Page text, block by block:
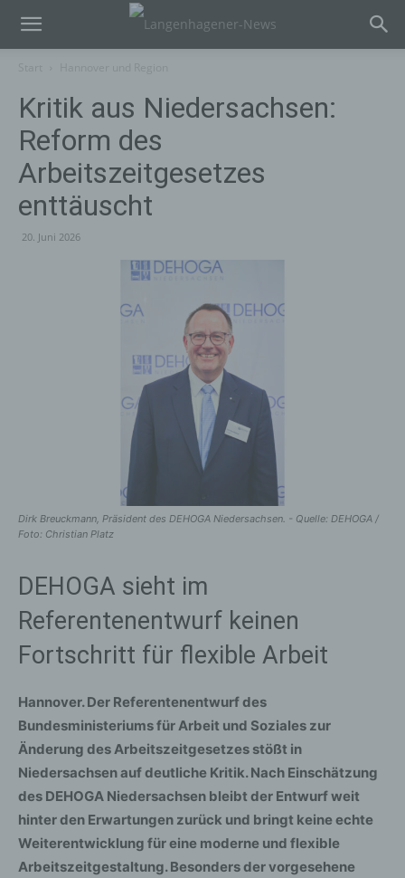
Kritik aus Niedersachsen:
Reform des
Arbeitszeitgesetzes
enttäuscht
20. Juni 2026
Dirk Breuckmann, Präsident des DEHOGA Niedersachsen. - Quelle: DEHOGA /
Foto: Christian Platz
DEHOGA sieht im
Referentenentwurf keinen
Fortschritt für flexible Arbeit
Hannover.Der Referentenentwurf des
Bundesministeriums für Arbeit und Soziales zur
Änderung des Arbeitszeitgesetzes stößt in
Niedersachsen auf deutliche Kritik. Nach Einschätzung
des DEHOGA Niedersachsen bleibt der Entwurf weit
hinter den Erwartungen zurück und bringt keine echte
Weiterentwicklung für eine moderne und flexible
Arbeitszeitgestaltung. Besonders der vorgesehene